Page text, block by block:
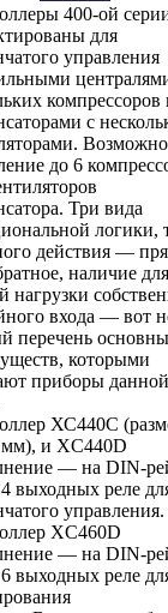
400-ой
для
управления
компрессоров
с
Возможно
до 6
Три вида
логики,
действия —
наличие для
нагрузки
входа — вот
перечень
которыми
приборы данной
ХС440С
и XC440D
— на DIN-
выходных реле
управления.
XC460D
— на DIN-
выходных реле